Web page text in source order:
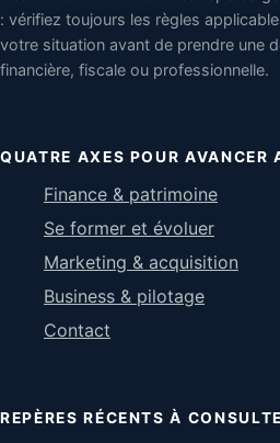
: vérifiez toujours les règles
votre situation avant de prendre une
financière, fiscale ou professionnelle.
QUATRE AXES POUR AVANCER
Finance & patrimoine
Se former et évoluer
Marketing & acquisition
Business & pilotage
Contact
REPÈRES RÉCENTS À